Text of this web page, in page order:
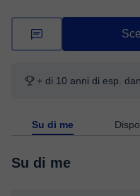
+ di 10 anni di esp.
Su di me
Su di me